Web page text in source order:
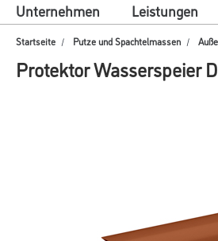
Unternehmen Leistungen
Startseite Putze und Spachtelmassen
Protektor Wasserspeier